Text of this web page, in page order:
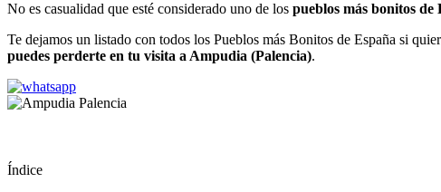
No es casualidad que esté considerado uno de los pueblos más bonitos de
Te dejamos un listado con todos los Pueblos más Bonitos de España si
puedes perderte en tu visita a Ampudia (Palencia).
Índice